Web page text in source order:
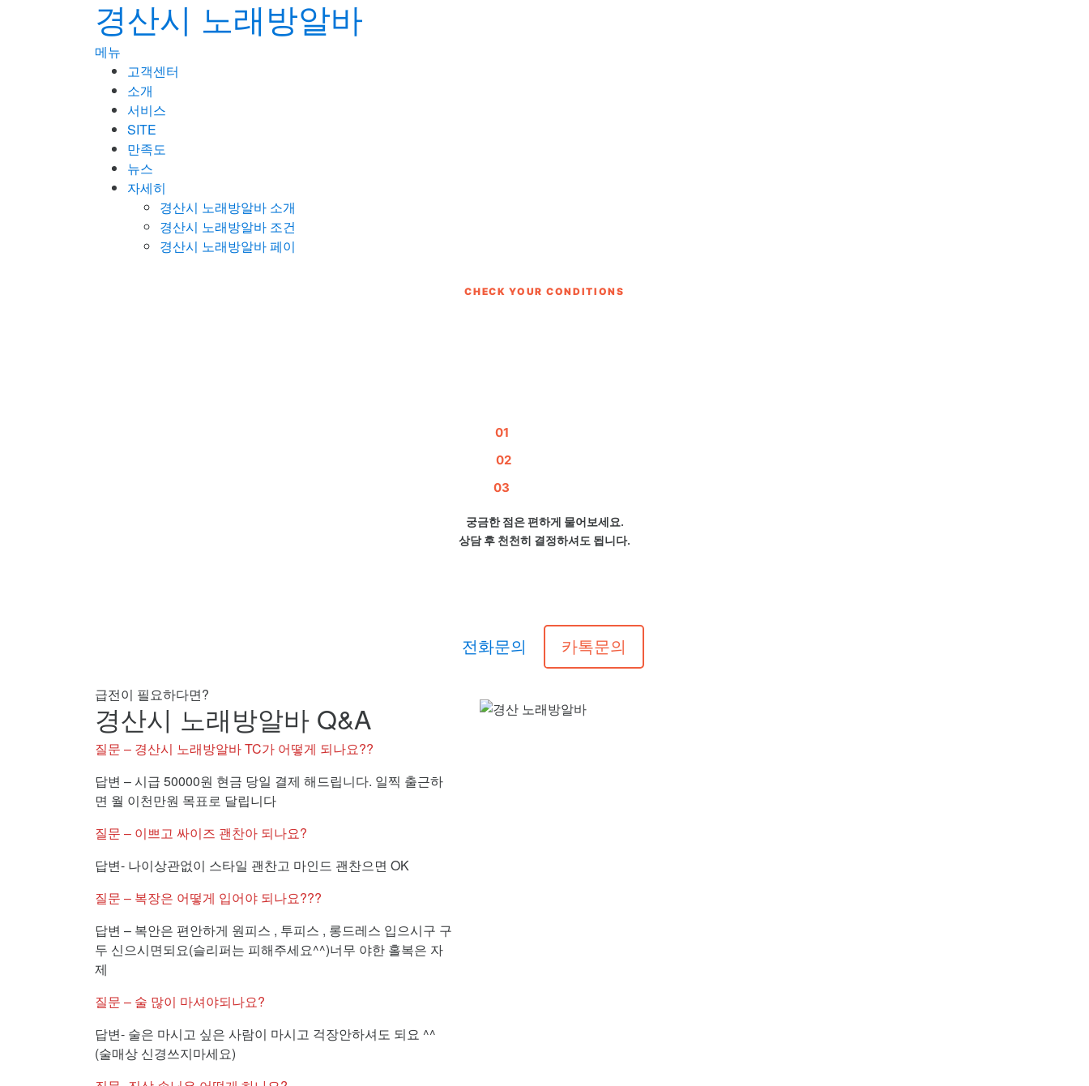
경산시 노래방알바
메뉴
고객센터
소개
서비스
SITE
만족도
뉴스
자세히
경산시 노래방알바 소개
경산시 노래방알바 조건
경산시 노래방알바 페이
CHECK YOUR CONDITIONS
01
02출근시간 상담
03
궁금한 점은 편하게 물어보세요.
상담 후 천천히 결정하셔도 됩니다.
전화문의 카톡문의
급전이 필요하다면?
경산시 노래방알바 Q&A
질문 – 경산시 노래방알바 TC가 어떻게 되나요??
답변 – 시급 50000원 현금 당일 결제 해드립니다. 일찍 출근하
면 월 이천만원 목표로 달립니다
질문 – 이쁘고 싸이즈 괜찬아 되나요?
답변- 나이상관없이 스타일 괜찬고 마인드 괜찬으면 OK
질문 – 복장은 어떻게 입어야 되나요???
답변 – 복안은 편안하게 원피스 , 투피스 , 롱드레스 입으시구 구
두 신으시면되요(슬리퍼는 피해주세요^^)너무 야한 홀복은 자
제
질문 – 술 많이 마셔야되나요?
답변- 술은 마시고 싶은 사람이 마시고 걱장안하셔도 되요 ^^
(술매상 신경쓰지마세요)